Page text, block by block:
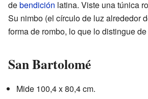
debendición latina. Viste una túnica
Su nimbo (el círculo de luz alrededor
forma de rombo, lo que lo distingue
San Bartolomé
Mide 100,4 x 80,4 cm.